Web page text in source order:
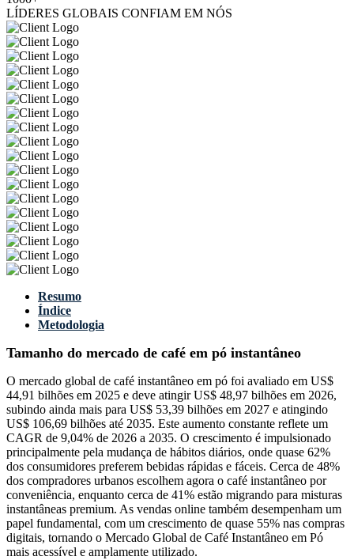
LÍDERES GLOBAIS CONFIAM EM NÓS
Resumo
Índice
Metodologia
Tamanho do mercado de café em pó instantâneo
O mercado global de café instantâneo em pó foi avaliado em US$
44,91 bilhões em 2025 e deve atingir US$ 48,97 bilhões em 2026,
subindo ainda mais para US$ 53,39 bilhões em 2027 e atingindo
US$ 106,69 bilhões até 2035. Este aumento constante reflete um
CAGR de 9,04% de 2026 a 2035. O crescimento é impulsionado
principalmente pela mudança de hábitos diários, onde quase 62%
dos consumidores preferem bebidas rápidas e fáceis. Cerca de 48%
dos compradores urbanos escolhem agora o café instantâneo por
conveniência, enquanto cerca de 41% estão migrando para misturas
instantâneas premium. As vendas online também desempenham um
papel fundamental, com um crescimento de quase 55% nas compras
digitais, tornando o Mercado Global de Café Instantâneo em Pó
mais acessível e amplamente utilizado.